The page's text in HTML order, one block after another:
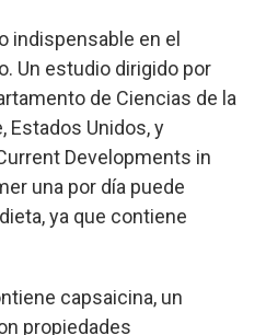
indispensable en el
Un estudio dirigido por
de Ciencias de la
Estados Unidos, y
Developments in
una por día puede
ya que contiene
capsaicina, un
propiedades